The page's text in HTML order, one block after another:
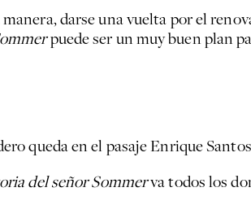
darse una vuelta por el
puede ser un muy buen plan
queda en el pasaje Enrique
del señor Sommerva todos los